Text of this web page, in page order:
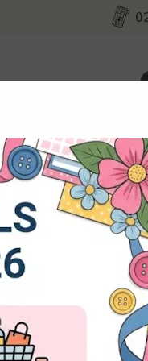
Photo
avis !
nos
non
Vous
à droite